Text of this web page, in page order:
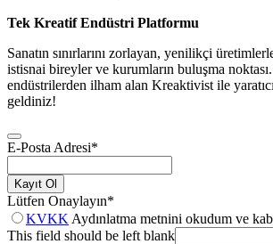
Tek Kreatif Endüstri Platformu
Sanatın sınırlarını zorlayan, yenilikçi
istisnai bireyler ve kurumların buluşma noktası.
endüstrilerden ilham alan Kreaktivist ile
geldiniz!
E-Posta Adresi*
Kayıt Ol
Lütfen Onaylayın*
KVKK Aydınlatma metnini okudum ve
This field should be left blank